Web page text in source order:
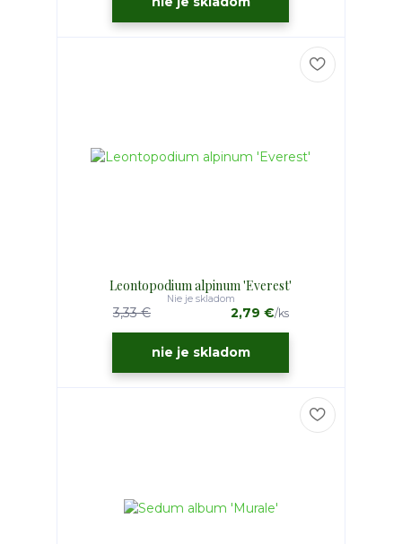
Leontopodium alpinum 'Everest'
3,33 € 2,79 €/ks
Nie je skladom
nie je skladom